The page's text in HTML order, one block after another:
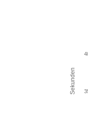
Sekunden